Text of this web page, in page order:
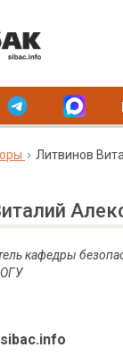
Литвинов
кафедры
ОГУ